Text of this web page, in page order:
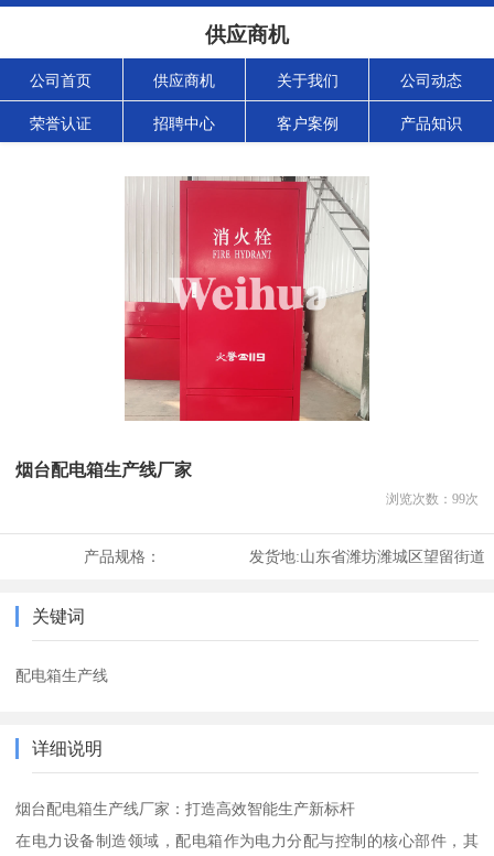
供应商机
公司首页 供应商机 关于我们 公司动态
荣誉认证 招聘中心 客户案例 产品知识
烟台配电箱生产线厂家
浏览次数： 99次
产品规格： 发货地:山东省潍坊潍城区望留街道
关键词
配电箱生产线
详细说明
烟台配电箱生产线厂家：打造高效智能生产新标杆
在电力设备制造领域，配电箱作为电力分配与控制的核心部件，其